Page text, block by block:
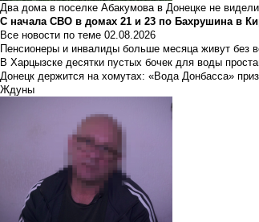
Два дома в поселке Абакумова в Донецке не
С начала СВО в домах 21 и 23 по Бахрушина в
Все новости по теме 02.08.2026
Пенсионеры и инвалиды больше месяца живут без
В Харцызске десятки пустых бочек для воды
Донецк держится на хомутах: «Вода Донбасса»
Ждуны